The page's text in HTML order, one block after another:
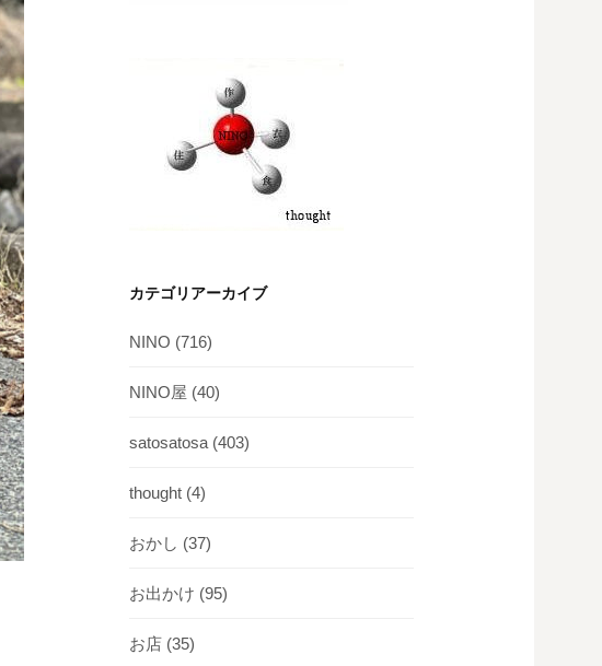
カテゴリアーカイブ
NINO (716)
NINO屋 (40)
satosatosa (403)
thought (4)
おかし (37)
お出かけ (95)
お店 (35)